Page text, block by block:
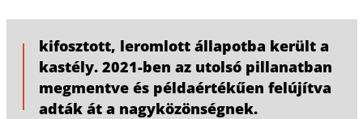
kifosztott, leromlott állapotba került a
kastély. 2021-ben az utolsó pillanatban
megmentve és példaértékűen felújítva
adták át a nagyközönségnek.